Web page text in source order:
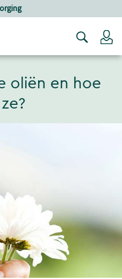
oliën en hoe